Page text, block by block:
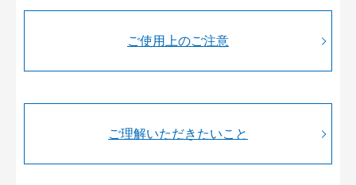
ご使用上のご注意
ご理解いただきたいこと